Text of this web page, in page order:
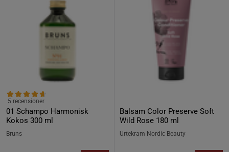
01 Schampo Harmonisk
Kokos 300 ml
5 recensioner
Bruns
Balsam Color Preserve Soft
Wild Rose 180 ml
Urtekram Nordic Beauty